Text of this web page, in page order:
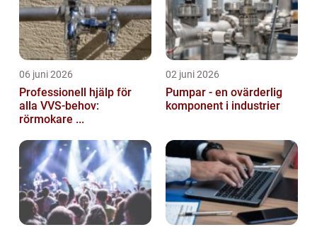
06 juni 2026
Professionell hjälp för
alla VVS-behov:
rörmokare ...
02 juni 2026
Pumpar - en ovärderlig
komponent i industrier